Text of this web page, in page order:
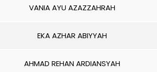
VANIA AYU AZAZZAHRAH
EKA AZHAR ABIYYAH
AHMAD REHAN ARDIANSYAH